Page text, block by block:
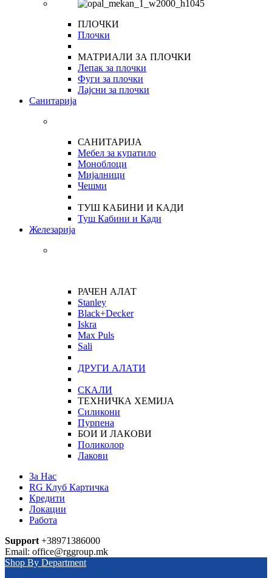
ПЛОЧКИ
Плочки
МАТРИАЛИ ЗА ПЛОЧКИ
Лепак за плочки
Фуги за плочки
Лајсни за плочки
Санитарија
САНИТАРИЈА
Мебел за купатило
Моноблоци
Мијалници
Чешми
ТУШ КАБИНИ И КАДИ
Туш Кабини и Кади
Железарија
РАЧЕН АЛАТ
Stanley
Black+Decker
Iskra
Max Puls
Sali
ДРУГИ АЛАТИ
СКАЛИ
ТЕХНИЧКА ХЕМИЈА
Силикони
Пурпена
БОИ И ЛАКОВИ
Поликолор
Лакови
За Нас
RG Клуб Картичка
Кредити
Локации
Работа
Support +38971386000
Email: office@rggroup.mk
Shop By Department